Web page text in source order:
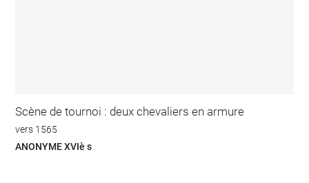
Scène de tournoi : deux chevaliers en armure
vers 1565
ANONYME XVIè s